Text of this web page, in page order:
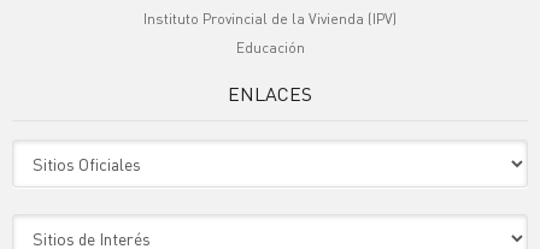
Instituto Provincial de la Vivienda (IPV)
Educación
ENLACES